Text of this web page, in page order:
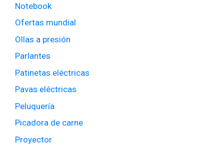
Notebook
Ofertas mundial
Ollas a presión
Parlantes
Patinetas eléctricas
Pavas eléctricas
Peluquería
Picadora de carne
Proyector